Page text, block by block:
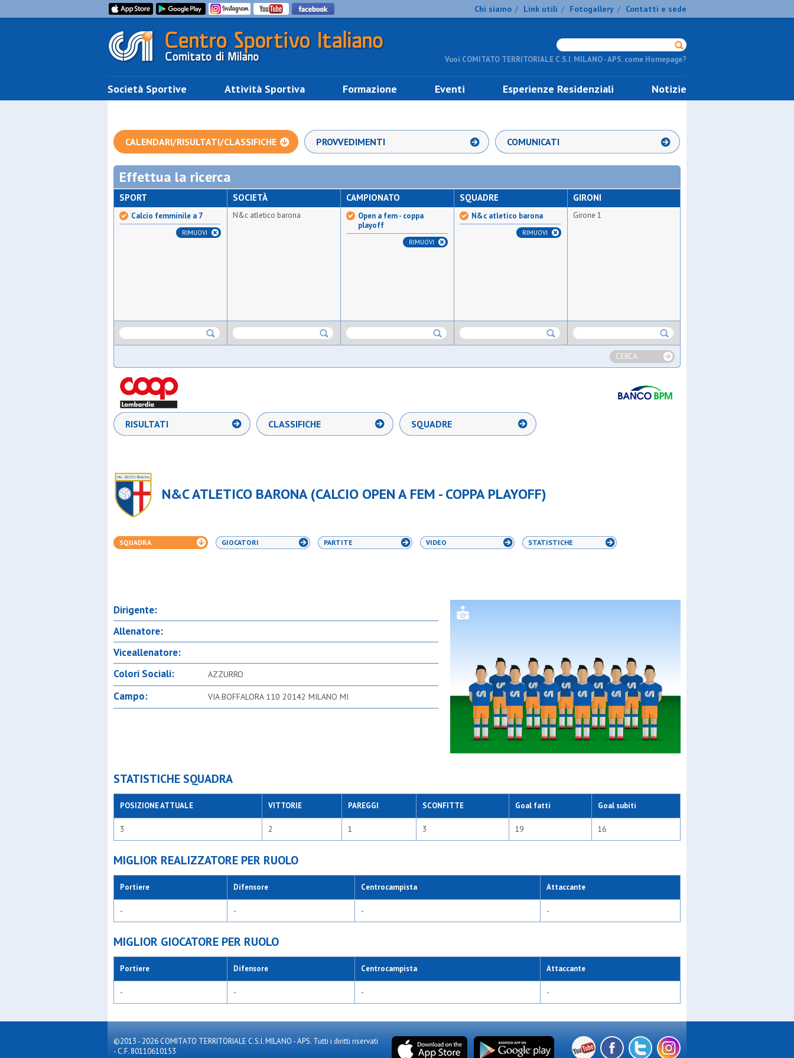
Chi siamo / Link utili / Fotogallery / Contatti e sede
Vuoi COMITATO TERRITORIALE C.S.I. MILANO - APS. come Homepage?
Società Sportive Attività Sportiva Formazione Eventi Esperienze Residenziali Notizie
CALENDARI/RISULTATI/CLASSIFICHE PROVVEDIMENTI COMUNICATI
Effettua la ricerca
SPORT
Calcio femminile a 7
RIMUOVI
SOCIETÀ
N&c atletico barona
CAMPIONATO
Open a fem - coppa
playoff
RIMUOVI
SQUADRE
N&c atletico barona
RIMUOVI
GIRONI
Girone 1
CERCA
RISULTATI CLASSIFICHE SQUADRE
N&C ATLETICO BARONA (CALCIO OPEN A FEM - COPPA PLAYOFF)
SQUADRA GIOCATORI PARTITE VIDEO STATISTICHE
Dirigente:
Allenatore:
Viceallenatore:
Colori Sociali:
AZZURRO
Campo: VIA BOFFALORA 110 20142 MILANO MI
STATISTICHE SQUADRA
POSIZIONE ATTUALE VITTORIE PAREGGI SCONFITTE Goal fatti Goal subiti
3 2 1 3 19 16
MIGLIOR REALIZZATORE PER RUOLO
Portiere Difensore Centrocampista Attaccante
- - - -
MIGLIOR GIOCATORE PER RUOLO
Portiere Difensore Centrocampista Attaccante
- - - -
©2013 - 2026 COMITATO TERRITORIALE C.S.I. MILANO - APS. Tutti i diritti riservati
- C.F. 80110610153